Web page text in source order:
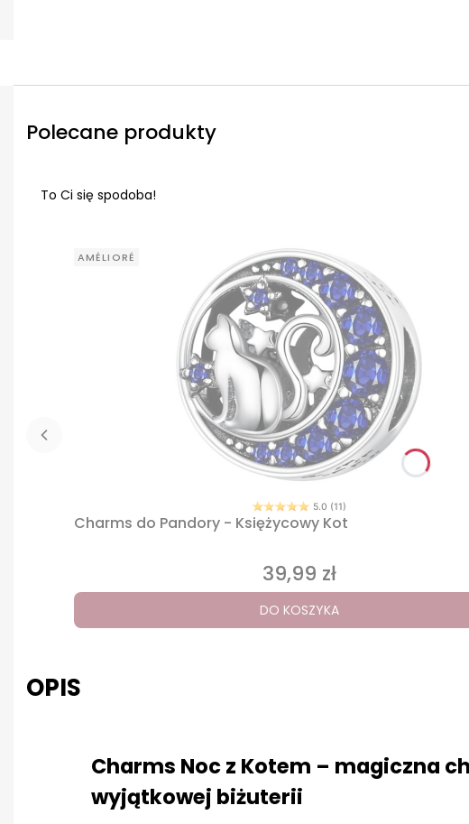
Polecane produkty
To Ci się spodoba!
AMÉLIORÉ
5.0 (11)
Charms do Pandory - Księżycowy Kot
Cena
39,99 zł
DO KOSZYKA
OPIS
Charms Noc z Kotem – magiczna
wyjątkowej biżuterii